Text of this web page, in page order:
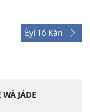
Èyí Tó Kàn
JÁDE